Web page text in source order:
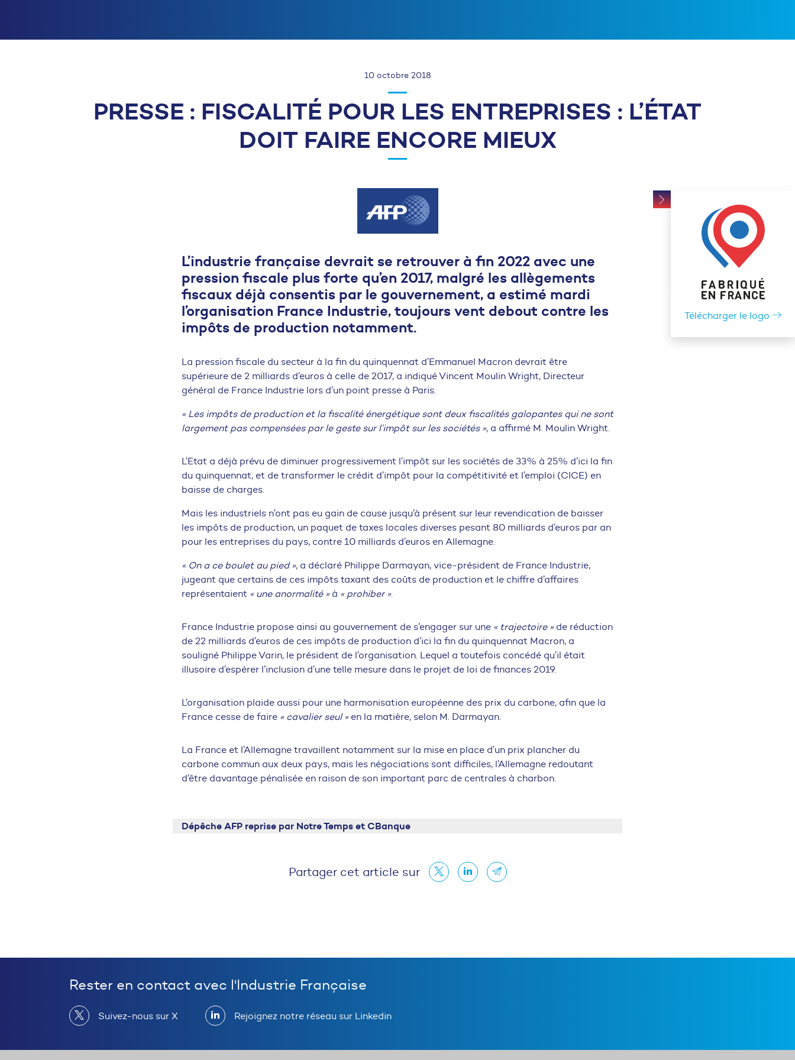
10 octobre 2018
PRESSE : FISCALITÉ POUR LES ENTREPRISES : L’ÉTAT
DOIT FAIRE ENCORE MIEUX
L’industrie française devrait se retrouver à fin 2022 avec une
pression fiscale plus forte qu’en 2017, malgré les allègements
fiscaux déjà consentis par le gouvernement, a estimé mardi
l’organisation France Industrie, toujours vent debout contre les
impôts de production notamment.
La pression fiscale du secteur à la fin du quinquennat d’Emmanuel Macron devrait être
supérieure de 2 milliards d’euros à celle de 2017, a indiqué Vincent Moulin Wright, Directeur
général de France Industrie lors d’un point presse à Paris.
« Les impôts de production et la fiscalité énergétique sont deux fiscalités galopantes qui ne sont
largement pas compensées par le geste sur l’impôt sur les sociétés », a affirmé M. Moulin Wright.
L’Etat a déjà prévu de diminuer progressivement l’impôt sur les sociétés de 33% à 25% d’ici la fin
du quinquennat, et de transformer le crédit d’impôt pour la compétitivité et l’emploi (CICE) en
baisse de charges.
Mais les industriels n’ont pas eu gain de cause jusqu’à présent sur leur revendication de baisser
les impôts de production, un paquet de taxes locales diverses pesant 80 milliards d’euros par an
pour les entreprises du pays, contre 10 milliards d’euros en Allemagne.
« On a ce boulet au pied », a déclaré Philippe Darmayan, vice-président de France Industrie,
jugeant que certains de ces impôts taxant des coûts de production et le chiffre d’affaires
représentaient « une anormalité » à « prohiber »
France Industrie propose ainsi au gouvernement de s’engager sur une « trajectoire » de réduction
de 22 milliards d’euros de ces impôts de production d’ici la fin du quinquennat Macron, a
souligné Philippe Varin, le président de l’organisation. Lequel a toutefois concédé qu’il était
illusoire d’espérer l’inclusion d’une telle mesure dans le projet de loi de finances 2019.
L’organisation plaide aussi pour une harmonisation européenne des prix du carbone, afin que la
France cesse de faire « cavalier seul » en la matière, selon M. Darmayan.
La France et l’Allemagne travaillent notamment sur la mise en place d’un prix plancher du
carbone commun aux deux pays, mais les négociations sont difficiles, l’Allemagne redoutant
d’être davantage pénalisée en raison de son important parc de centrales à charbon.
Dépêche AFP reprise par Notre Temps et CBanque
Partager cet article sur
Rester en contact avec l'Industrie Française
Suivez-nous sur X Rejoignez notre réseau sur Linkedin
Télécharger le logo